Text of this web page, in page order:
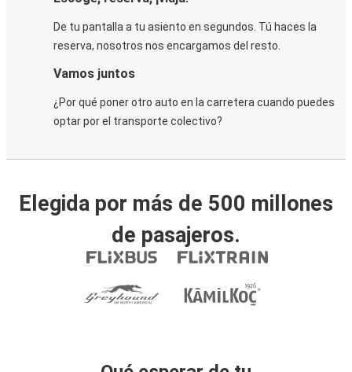
De tu pantalla a tu asiento en segundos. Tú haces la
reserva, nosotros nos encargamos del resto.
Vamos juntos
¿Por qué poner otro auto en la carretera cuando puedes
optar por el transporte colectivo?
Elegida por más de 500 millones
de pasajeros.